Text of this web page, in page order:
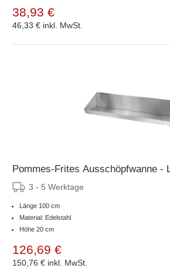
38,93 €
46,33 € inkl. MwSt.
Pommes-Frites Ausschöpfwanne -
3 - 5 Werktage
Länge 100 cm
Material: Edelstahl
Höhe 20 cm
126,69 €
150,76 € inkl. MwSt.